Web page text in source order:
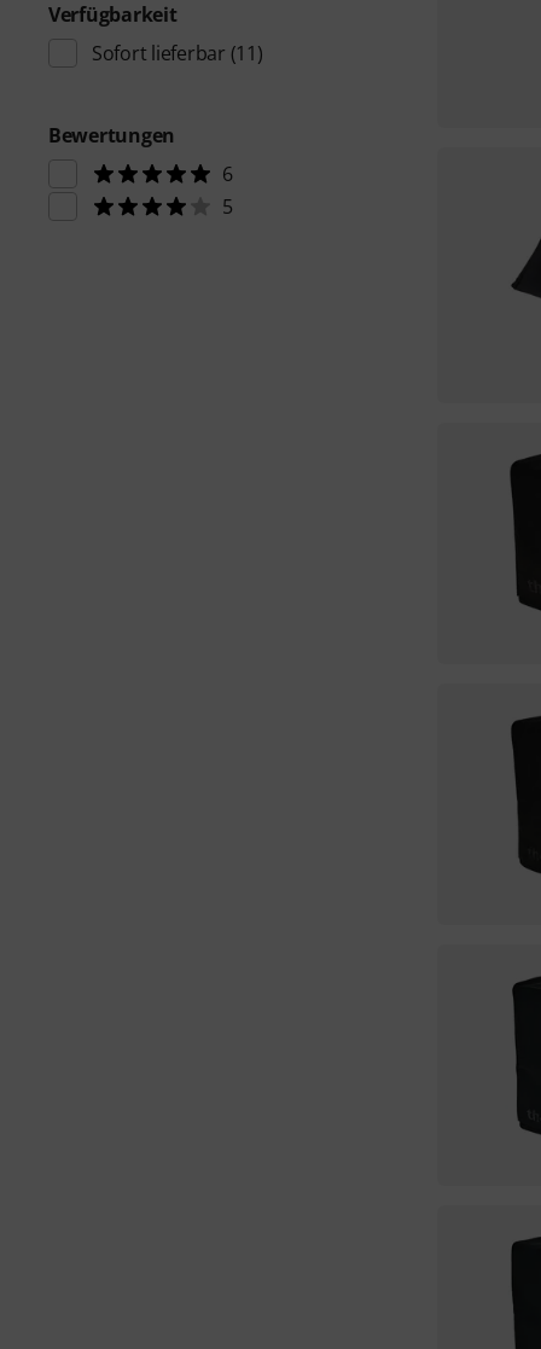
Verfügbarkeit
Sofort lieferbar (11)
Bewertungen
6
5